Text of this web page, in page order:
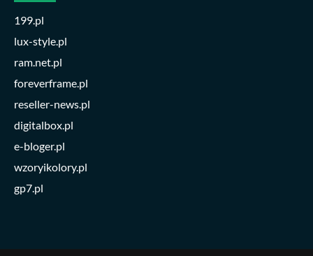
199.pl
lux-style.pl
ram.net.pl
foreverframe.pl
reseller-news.pl
digitalbox.pl
e-bloger.pl
wzoryikolory.pl
gp7.pl